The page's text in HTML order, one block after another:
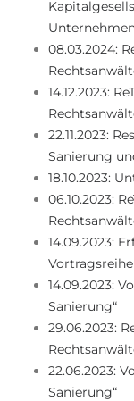
08.03.2024:
14.12.2023:
22.11.2023:
Sanierung
18.10.2023:
06.10.2023:
14.09.2023:
14.09.2023:
Sanierung“
29.06.2023:
22.06.2023:
Sanierung“